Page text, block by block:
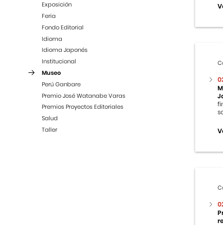
Exposición
Feria
Fondo Editorial
Idioma
Idioma Japonés
Institucional
Museo
Perú Ganbare
Premio José Watanabe Varas
Premios Proyectos Editoriales
Salud
Taller